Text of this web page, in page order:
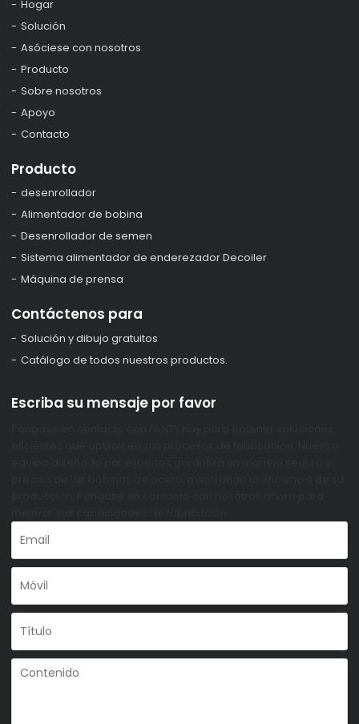
Hogar
Solución
Asóciese con nosotros
Producto
Sobre nosotros
Apoyo
Contacto
Producto
desenrollador
Alimentador de bobina
Desenrollador de semen
Sistema alimentador de enderezador Decoiler
Máquina de prensa
Contáctenos para
Solución y dibujo gratuitos
Catálogo de todos nuestros productos.
Escriba su mensaje por favor